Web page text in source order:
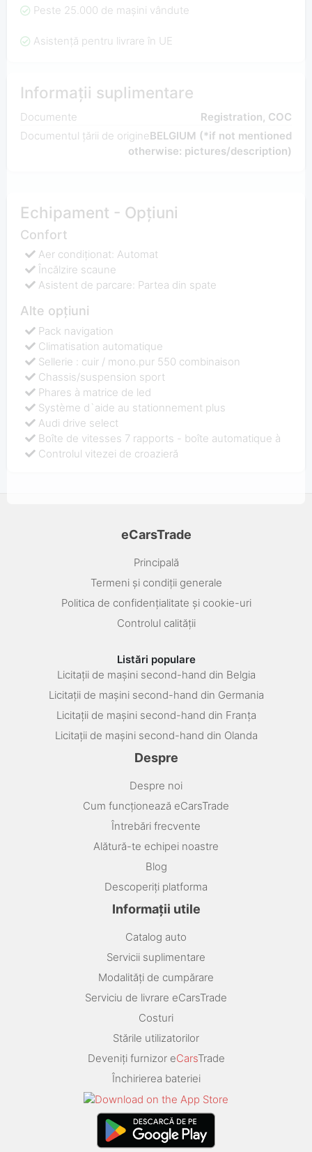
Peste 25.000 de mașini vândute
Asistență pentru livrare în UE
Informații suplimentare
Documente
Registration, COC
Documentul țării de origineBELGIUM (*if not mentioned
otherwise: pictures/description)
Echipament - Opțiuni
Confort
Aer condiționat: Automat
Încălzire scaune
Asistent de parcare: Partea din spate
Alte opțiuni
Pack navigation
Climatisation automatique
Sellerie : cuir / mono.pur 550 combinaison
Chassis/suspension sport
Phares à matrice de led
Système d`aide au stationnement plus
Audi drive select
Boîte de vitesses 7 rapports - boîte automatique à
Controlul vitezei de croazieră
eCarsTrade
Principală
Termeni și condiții generale
Politica de confidențialitate și cookie-uri
Controlul calității
Listări populare
Licitații de mașini second-hand din Belgia
Licitații de mașini second-hand din Germania
Licitații de mașini second-hand din Franța
Licitații de mașini second-hand din Olanda
Despre
Despre noi
Cum funcționează eCarsTrade
Întrebări frecvente
Alătură-te echipei noastre
Blog
Descoperiți platforma
Informații utile
Catalog auto
Servicii suplimentare
Modalități de cumpărare
Serviciu de livrare eCarsTrade
Costuri
Stările utilizatorilor
Deveniți furnizor eCarsTrade
Închirierea bateriei